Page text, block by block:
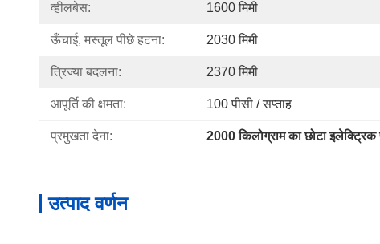
व्हीलबेस: 1600 मिमी
ऊँचाई, मस्तूल पीछे हटना: 2030 मिमी
त्रिज्या बदलना: 2370 मिमी
आपूर्ति की क्षमता: 100 पीसी / सप्ताह
प्रमुखता देना: 2000 किलोग्राम का छोटा इलेक्ट्रिक
उत्पाद वर्णन